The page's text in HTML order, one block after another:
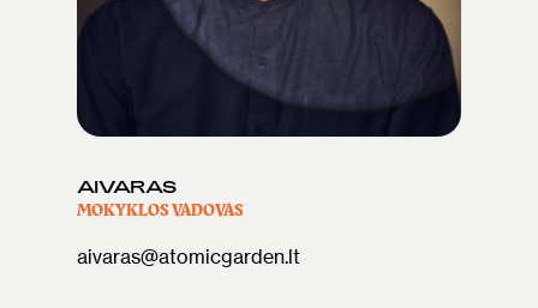
AIVARAS
MOKYKLOS VADOVAS
aivaras@atomicgarden.lt